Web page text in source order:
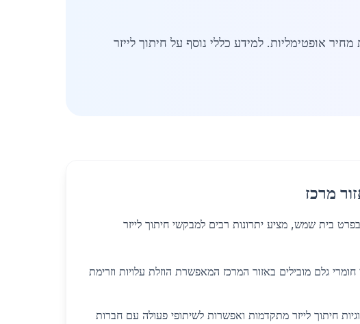
אופטימליות. למידע כללי נוסף על חיתוך לייזר
מרכז
בית שמש, מציע יתרונות רבים למבקשי חיתוך לייזר
גלם מובילים באזור המרכז המאפשרת הוזלת עלויות וזרימת
חיתוך לייזר מתקדמות ואפשרות לשיתופי פעולה עם חברות